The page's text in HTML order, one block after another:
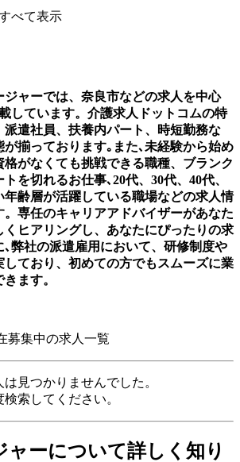
べて表示
ジャーでは、奈良市などの求人を中心
しています。介護求人ドットコムの特
派遣社員、扶養内パート、時短勤務な
が揃っております｡また､未経験から始め
格がなくても挑戦できる職種、ブランク
を切れるお仕事､20代、30代、40代、
年齢層が活躍している職場などの求人情
専任のキャリアアドバイザーがあなた
くヒアリングし、あなたにぴったりの求
､弊社の派遣雇用において、研修制度や
しており、初めての方でもスムーズに業
ます。
募集中の求人一覧
見つかりませんでした。
索してください。
ャーについて詳しく知り